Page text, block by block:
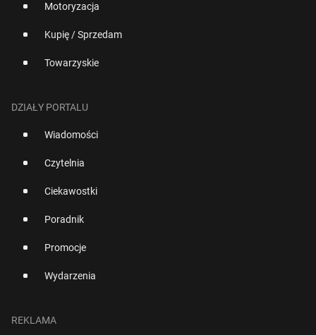
Motoryzacja
Kupię / Sprzedam
Towarzyskie
DZIAŁY PORTALU
Wiadomości
Czytelnia
Ciekawostki
Poradnik
Promocje
Wydarzenia
REKLAMA